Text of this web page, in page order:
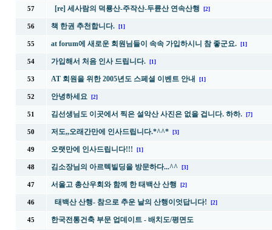
57 [re] 세사람의 덕룡산-주작산-두륜산 연속산행 [2]
56 책 한권 추천합니다. [1]
55 at forum에 새로운 회원님들이 속속 가입하시니 참 좋군요. [1]
54 가입해서 처음 인사 드립니다. [1]
53 AT 회원을 위한 2005년도 스페셜 이벤트 안내 [1]
52 안녕하세요 [2]
51 김선생님도 이곳에서 찍은 설악산 사진은 없을 겁니다. 하하. [7]
50 저도,,오래간만에 인사드립니다.*^^* [3]
49 오랫만에 인사드립니다!!! [1]
48 김소장님의 아르텍빌딩을 방문하다...^^ [3]
47 서울고 총산우회와 함께 한 태백산 산행 [2]
46 태백산 산행- 참으로 추운 날의 산행이엇답니다! [2]
45 한국전통건축 부문 업데이트 - 배치도/평면도